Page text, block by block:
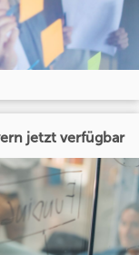
jetzt verfügbar